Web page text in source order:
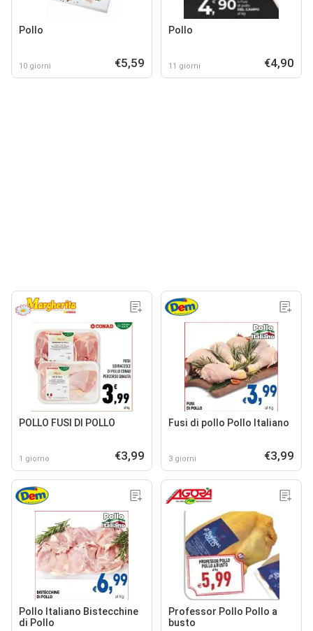
Pollo
10 giorni €5,59
Pollo
11 giorni €4,90
POLLO FUSI DI POLLO
1 giorno €3,99
Fusi di pollo Pollo Italiano
3 giorni €3,99
Pollo Italiano Bistecchine
di Pollo
Professor Pollo Pollo a
busto